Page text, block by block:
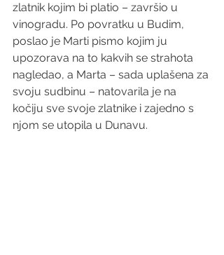
zlatnik kojim bi platio – završio u
vinogradu. Po povratku u Budim,
poslao je Marti pismo kojim ju
upozorava na to kakvih se strahota
nagledao, a Marta – sada uplašena za
svoju sudbinu – natovarila je na
kočiju sve svoje zlatnike i zajedno s
njom se utopila u Dunavu.